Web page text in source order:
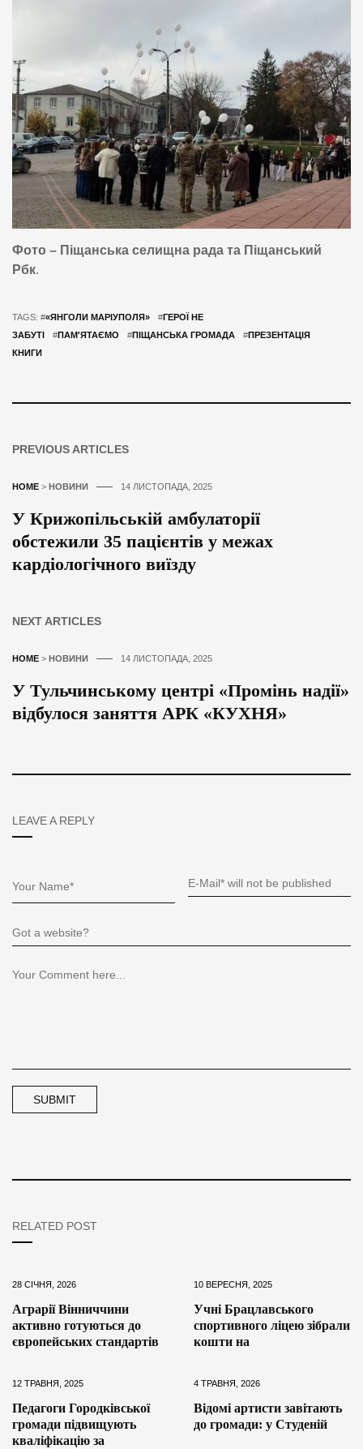
Фото – Піщанська селищна рада та Піщанський
Рбк.
TAGS: #«ЯНГОЛИ МАРІУПОЛЯ» #ГЕРОЇ НЕ
ЗАБУТІ
#ПАМ'ЯТАЄМО #ПІЩАНСЬКА ГРОМАДА #ПРЕЗЕНТАЦІЯ
КНИГИ
PREVIOUS ARTICLES
HOME > НОВИНИ 14 ЛИСТОПАДА, 2025
У Крижопільській амбулаторії
обстежили 35 пацієнтів у межах
кардіологічного виїзду
NEXT ARTICLES
HOME > НОВИНИ 14 ЛИСТОПАДА, 2025
У Тульчинському центрі «Промінь надії»
відбулося заняття АРК «КУХНЯ»
LEAVE A REPLY
RELATED POST
28 СІЧНЯ, 2026
Аграрії Вінниччини
активно готуються до
європейських стандартів
10 ВЕРЕСНЯ, 2025
Учні Брацлавського
спортивного ліцею зібрали
кошти на
12 ТРАВНЯ, 2025
Педагоги Городківської
громади підвищують
кваліфікацію за
4 ТРАВНЯ, 2026
Відомі артисти завітають
до громади: у Студеній